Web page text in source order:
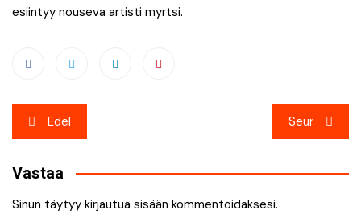
esiintyy nouseva artisti myrtsi.
Artikkelien
selaus
Edel Seur
Vastaa
Sinun täytyy kirjautua sisään kommentoidaksesi.